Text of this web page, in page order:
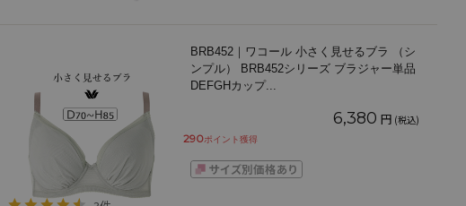
BRB452｜ワコール 小さく見せるブラ （シ
ンプル） BRB452シリーズ ブラジャー単品
DEFGHカップ...
6,380 円 (税込)
290ポイント獲得